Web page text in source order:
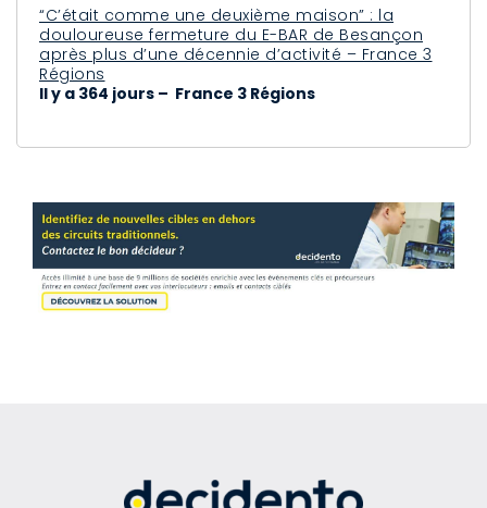
“C’était comme une deuxième maison” : la
douloureuse fermeture du E-BAR de Besançon
après plus d’une décennie d’activité – France 3
Régions
Il y a 364 jours – France 3 Régions